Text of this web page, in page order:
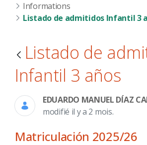
Informations
Listado de admitidos Infantil 3
Listado de
Infantil 3 años
EDUARDO MANUEL DÍAZ
modifié il y a 2 mois.
Matriculación 2025/26